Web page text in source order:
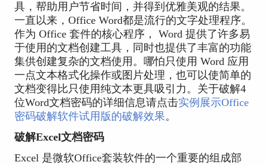
具，帮助用户节省时间，并得到优雅美观的结果。
一直以来，Office Word都是流行的文字处理程序。
作为 Office 套件的核心程序， Word 提供了许多易
于使用的文档创建工具，同时也提供了丰富的功能
集供创建复杂的文档使用。哪怕只使用 Word 应用
一点文本格式化操作或图片处理，也可以使简单的
文档变得比只使用纯文本更具吸引力。关于破解4
位Word文档密码的详细信息请点击实例展示Office
密码破解软件试用版的破解效果。
破解Excel文档密码
Excel 是微软Office套装软件的一个重要的组成部